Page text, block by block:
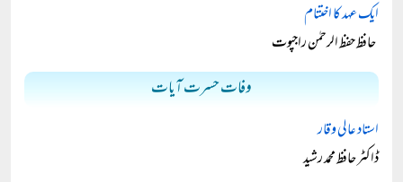
ایک عہد کا اختتام
حافظ حفظ الرحمٰن راجپوت
وفات حسرت آیات
استاد عالی وقار
ڈاکٹر حافظ محمد رشید